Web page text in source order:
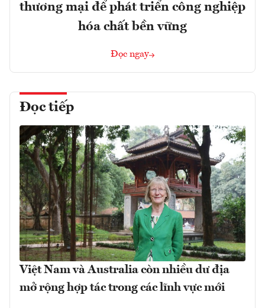
thương mại để phát triển công nghiệp
hóa chất bền vững
Đọc ngay
Đọc tiếp
Việt Nam và Australia còn nhiều dư địa
mở rộng hợp tác trong các lĩnh vực mới